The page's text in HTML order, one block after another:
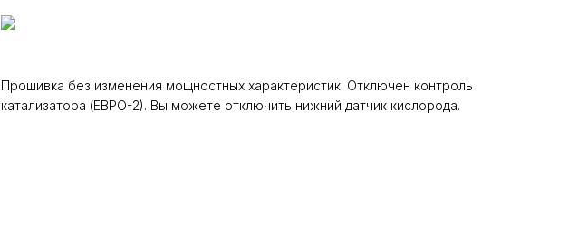
Прошивка без изменения мощностных характеристик. Отключен контроль
катализатора (ЕВРО-2). Вы можете отключить нижний датчик кислорода.